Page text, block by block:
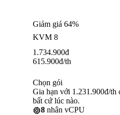
Giảm giá 64%
KVM 8
1.734.900đ
615.900đ/th
Chọn gói
Gia hạn với 1.231.900đ/th
bất cứ lúc nào.
8 nhân vCPU